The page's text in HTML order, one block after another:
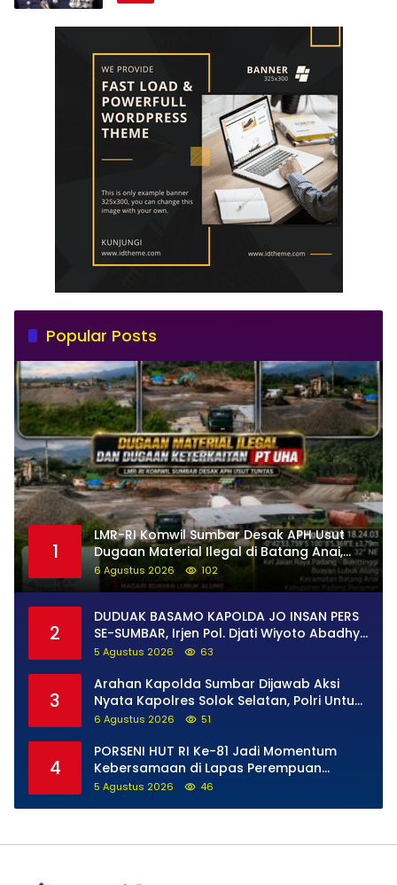
Popular Posts
1
LMR-RI Komwil Sumbar Desak APH Usut
Dugaan Material Ilegal di Batang Anai,
Dugaan Keterkaitan PT UHA Diminta
Diselidiki Tuntas
6 Agustus 2026 102
2
DUDUAK BASAMO KAPOLDA JO INSAN PERS
SE-SUMBAR, Irjen Pol. Djati Wiyoto Abadhy
Tegaskan Tak Ada Ruang bagi Pelanggar
5 Agustus 2026 63
3
Arahan Kapolda Sumbar Dijawab Aksi
Nyata Kapolres Solok Selatan, Polri Untuk
Masyarakat Bukan Sekadar Slogan
6 Agustus 2026 51
4
PORSENI HUT RI Ke-81 Jadi Momentum
Kebersamaan di Lapas Perempuan
Padang
5 Agustus 2026 46